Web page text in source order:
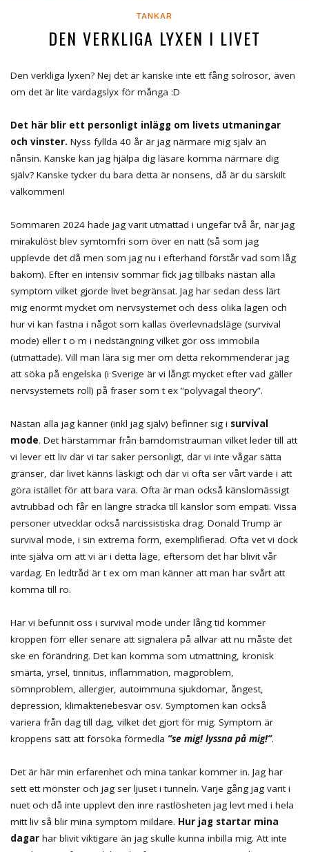
TANKAR
DEN VERKLIGA LYXEN I LIVET
Den verkliga lyxen? Nej det är kanske inte ett fång solrosor, även
om det är lite vardagslyx för många :D
Det här blir ett personligt inlägg om livets utmaningar
och vinster. Nyss fyllda 40 år är jag närmare mig själv än
nånsin. Kanske kan jag hjälpa dig läsare komma närmare dig
själv? Kanske tycker du bara detta är nonsens, då är du särskilt
välkommen!
Sommaren 2024 hade jag varit utmattad i ungefär två år, när jag
mirakulöst blev symtomfri som över en natt (så som jag
upplevde det då men som jag nu i efterhand förstår vad som låg
bakom). Efter en intensiv sommar fick jag tillbaks nästan alla
symptom vilket gjorde livet begränsat. Jag har sedan dess lärt
mig enormt mycket om nervsystemet och dess olika lägen och
hur vi kan fastna i något som kallas överlevnadsläge (survival
mode) eller t o m i nedstängning vilket gör oss immobila
(utmattade). Vill man lära sig mer om detta rekommenderar jag
att söka på engelska (i Sverige är vi långt mycket efter vad gäller
nervsystemets roll) på fraser som t ex ”polyvagal theory”.
Nästan alla jag känner (inkl jag själv) befinner sig i survival
mode. Det härstammar från barndomstrauman vilket leder till att
vi lever ett liv där vi tar saker personligt, där vi inte vågar sätta
gränser, där livet känns läskigt och där vi ofta ser vårt värde i att
göra istället för att bara vara. Ofta är man också känslomässigt
avtrubbad och får en längre sträcka till känslor som empati. Vissa
personer utvecklar också narcissistiska drag. Donald Trump är
survival mode, i sin extrema form, exemplifierad. Ofta vet vi dock
inte själva om att vi är i detta läge, eftersom det har blivit vår
vardag. En ledtråd är t ex om man känner att man har svårt att
komma till ro.
Har vi befunnit oss i survival mode under lång tid kommer
kroppen förr eller senare att signalera på allvar att nu måste det
ske en förändring. Det kan komma som utmattning, kronisk
smärta, yrsel, tinnitus, inflammation, magproblem,
sömnproblem, allergier, autoimmuna sjukdomar, ångest,
depression, klimakteriebesvär osv. Symptomen kan också
variera från dag till dag, vilket det gjort för mig. Symptom är
kroppens sätt att försöka förmedla ”se mig! lyssna på mig!”.
Det är här min erfarenhet och mina tankar kommer in. Jag har
sett ett mönster och jag ser ljuset i tunneln. Varje gång jag varit i
nuet och då inte upplevt den inre rastlösheten jag levt med i hela
mitt liv så blir mina symptom mildare. Hur jag startar mina
dagar har blivit viktigare än jag skulle kunna inbilla mig. Att inte